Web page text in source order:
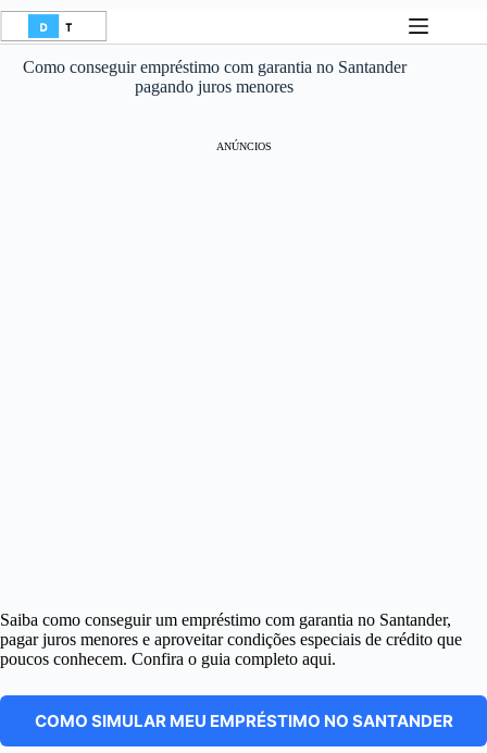
Pular
para
conteúdo
Como conseguir empréstimo com garantia no Santander
pagando juros menores
ANÚNCIOS
Saiba como conseguir um empréstimo com garantia no Santander,
pagar juros menores e aproveitar condições especiais de crédito que
poucos conhecem. Confira o guia completo aqui.
COMO SIMULAR MEU EMPRÉSTIMO NO SANTANDER